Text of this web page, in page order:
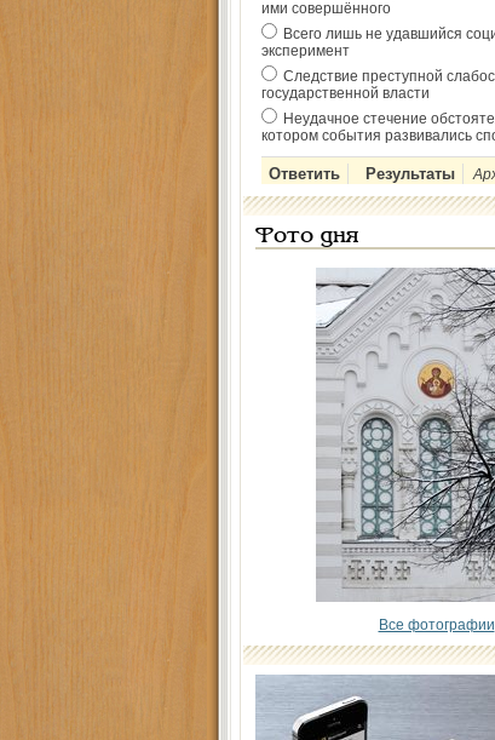
ими совершённого
Всего лишь не удавшийся
эксперимент
Следствие преступной
государственной власти
Неудачное стечение
котором события развивались
Фото дня
Все фотографии